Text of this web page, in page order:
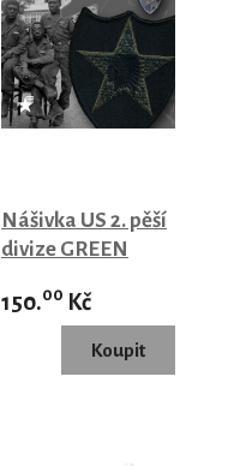
Nášivka US 2. pěší
divize GREEN
150.00 Kč